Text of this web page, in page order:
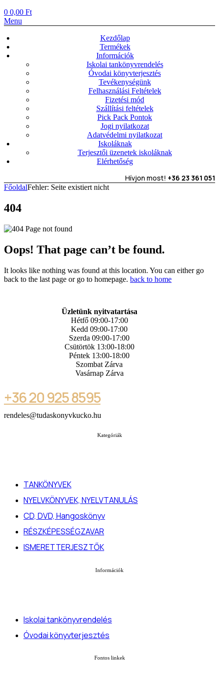
0 0,00 Ft
Menu
Kezdőlap
Termékek
Információk
Iskolai tankönyvrendelés
Óvodai könyvterjesztés
Tevékenységünk
Felhasználási Feltételek
Fizetési mód
Szállítási feltételek
Pick Pack Pontok
Jogi nyilatkozat
Adatvédelmi nyilatkozat
Iskoláknak
Terjesztői üzenetek iskoláknak
Elérhetőség
Hívjon most! +36 23 361 051
FőoldalFehler: Seite existiert nicht
404
Oops! That page can’t be found.
It looks like nothing was found at this location. You can either go
back to the last page or go to homepage. back to home
Üzletünk nyitvatartása
Hétfő 09:00-17:00
Kedd 09:00-17:00
Szerda 09:00-17:00
Csütörtök 13:00-18:00
Péntek 13:00-18:00
Szombat Zárva
Vasárnap Zárva
+36 20 925 8595
rendeles@tudaskonyvkucko.hu
Kategóriák
TANKÖNYVEK
NYELVKÖNYVEK, NYELVTANULÁS
CD, DVD, Hangoskönyv
RÉSZKÉPESSÉGZAVAR
ISMERETTERJESZTŐK
Információk
Iskolai tankönyvrendelés
Óvodai könyvterjesztés
Fontos linkek